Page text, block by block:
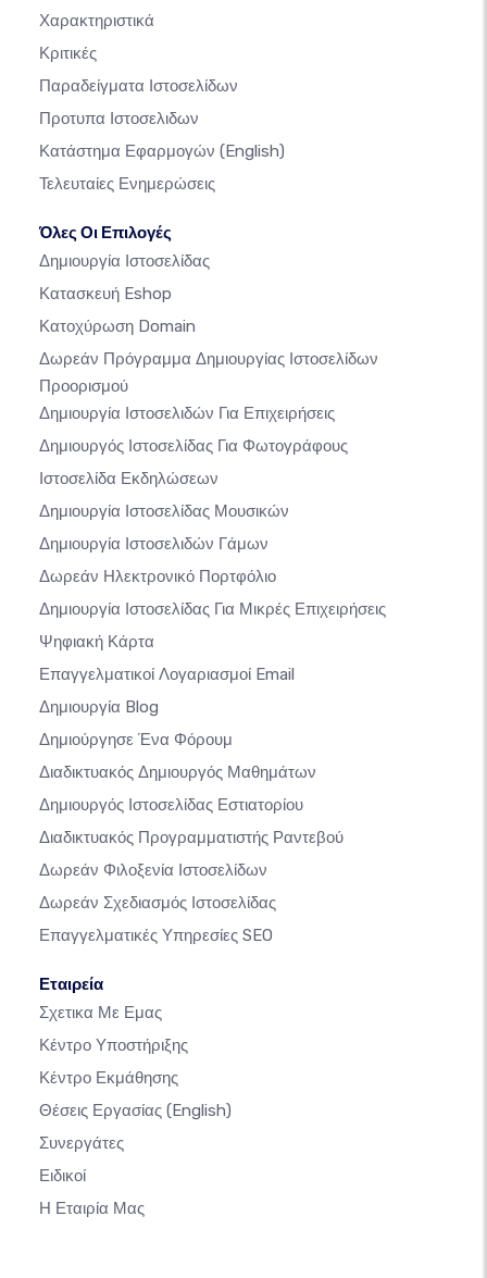
Χαρακτηριστικά
Κριτικές
Παραδείγματα Ιστοσελίδων
Προτυπα Ιστοσελιδων
Κατάστημα Εφαρμογών (English)
Τελευταίες Ενημερώσεις
Όλες Οι Επιλογές
Δημιουργία Ιστοσελίδας
Κατασκευή Eshop
Κατοχύρωση Domain
Δωρεάν Πρόγραμμα Δημιουργίας Ιστοσελίδων
Προορισμού
Δημιουργία Ιστοσελιδών Για Επιχειρήσεις
Δημιουργός Ιστοσελίδας Για Φωτογράφους
Ιστοσελίδα Εκδηλώσεων
Δημιουργία Ιστοσελίδας Μουσικών
Δημιουργία Ιστοσελιδών Γάμων
Δωρεάν Ηλεκτρονικό Πορτφόλιο
Δημιουργία Ιστοσελίδας Για Μικρές Επιχειρήσεις
Ψηφιακή Κάρτα
Επαγγελματικοί Λογαριασμοί Email
Δημιουργία Blog
Δημιούργησε Ένα Φόρουμ
Διαδικτυακός Δημιουργός Μαθημάτων
Δημιουργός Ιστοσελίδας Εστιατορίου
Διαδικτυακός Προγραμματιστής Ραντεβού
Δωρεάν Φιλοξενία Ιστοσελίδων
Δωρεάν Σχεδιασμός Ιστοσελίδας
Επαγγελματικές Υπηρεσίες SEO
Εταιρεία
Σχετικα Με Εμας
Κέντρο Υποστήριξης
Κέντρο Εκμάθησης
Θέσεις Εργασίας (English)
Συνεργάτες
Ειδικοί
Η Εταιρία Μας